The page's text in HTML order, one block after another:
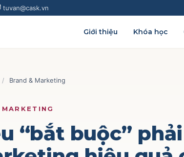
tuvan@cask.vn
Giới thiệu Khóa học
/ Brand & Marketing
“bắt buộc”